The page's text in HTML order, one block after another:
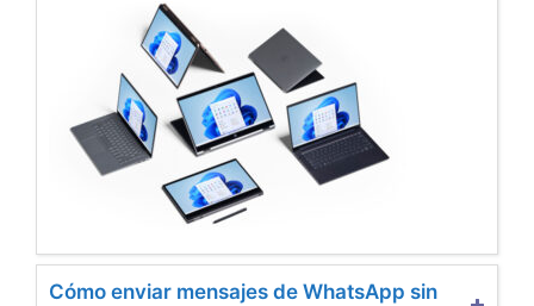
Cómo enviar mensajes de WhatsApp sin